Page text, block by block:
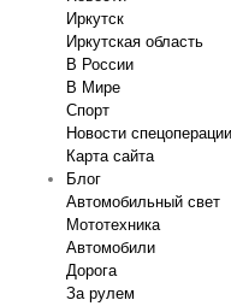
Иркутск
Иркутская область
В России
В Мире
Спорт
Новости спецоперации
Карта сайта
Блог
Автомобильный свет
Мототехника
Автомобили
Дорога
За рулем